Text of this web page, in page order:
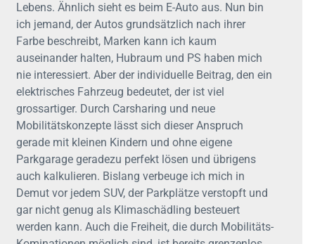
Lebens. Ähnlich sieht es beim E-Auto aus. Nun bin
ich jemand, der Autos grundsätzlich nach ihrer
Farbe beschreibt, Marken kann ich kaum
auseinander halten, Hubraum und PS haben mich
nie interessiert. Aber der individuelle Beitrag, den ein
elektrisches Fahrzeug bedeutet, der ist viel
grossartiger. Durch Carsharing und neue
Mobilitätskonzepte lässt sich dieser Anspruch
gerade mit kleinen Kindern und ohne eigene
Parkgarage geradezu perfekt lösen und übrigens
auch kalkulieren. Bislang verbeuge ich mich in
Demut vor jedem SUV, der Parkplätze verstopft und
gar nicht genug als Klimaschädling besteuert
werden kann. Auch die Freiheit, die durch Mobilitäts-